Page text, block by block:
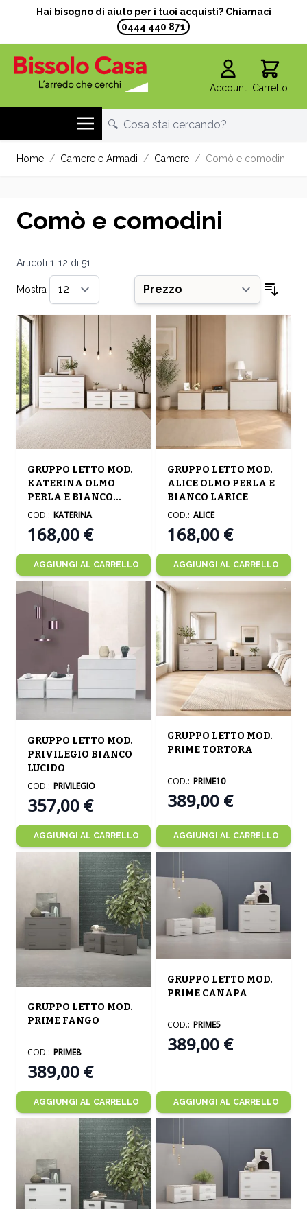
Hai bisogno di aiuto per i tuoi acquisti? Chiamaci
0444 440 871
Account Carrello
Home / Camere e Armadi / Camere / Comò e comodini
Comò e comodini
Articoli 1-12 di 51
Mostra
per pagina
GRUPPO LETTO MOD.
KATERINA OLMO
PERLA E BIANCO
LARICE
The price depends on the options chosen on the
168,00 €
COD.: KATERINA
AGGIUNGI AL CARRELLO
GRUPPO LETTO MOD.
ALICE OLMO PERLA E
BIANCO LARICE
The price depends on the
168,00 €
COD.: ALICE
AGGIUNGI AL CARRELLO
GRUPPO LETTO MOD.
PRIVILEGIO BIANCO
LUCIDO
The price depends on the options chosen on the
357,00 €
COD.: PRIVILEGIO
AGGIUNGI AL CARRELLO
GRUPPO LETTO MOD.
PRIME TORTORA
The price depends on the
389,00 €
COD.: PRIME10
AGGIUNGI AL CARRELLO
GRUPPO LETTO MOD.
PRIME FANGO
The price depends on the options chosen on the
389,00 €
COD.: PRIME8
AGGIUNGI AL CARRELLO
GRUPPO LETTO MOD.
PRIME CANAPA
The price depends on the
389,00 €
COD.: PRIME5
AGGIUNGI AL CARRELLO